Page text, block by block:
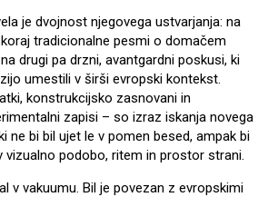
je dvojnost njegovega ustvarjanja: na
tradicionalne pesmi o domačem
drugi pa drzni, avantgardni poskusi, ki
umestili v širši evropski kontekst.
konstrukcijsko zasnovani in
zapisi – so izraz iskanja novega
ne bi bil ujet le v pomen besed, ampak bi
vizualno podobo, ritem in prostor strani.
v vakuumu. Bil je povezan z evropskimi